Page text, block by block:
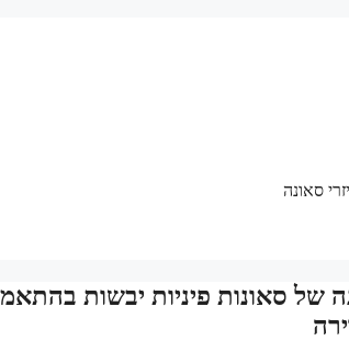
של סאונות פיניות יבשות